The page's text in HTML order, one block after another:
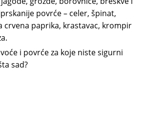
povrće – celer, špinat,
crvena paprika, krastavac, krompir
i povrće za koje niste sigurni
sad?